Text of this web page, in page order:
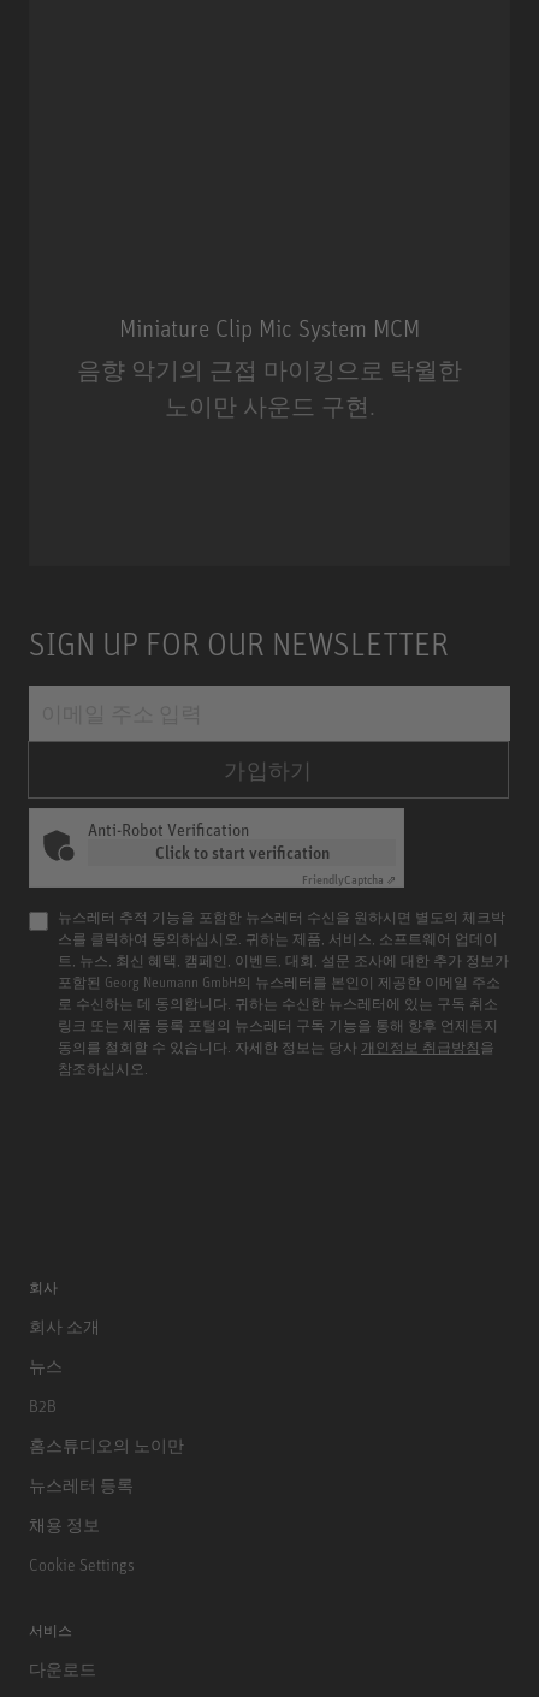
Miniature Clip Mic System MCM
음향 악기의 근접 마이킹으로 탁월한
노이만 사운드 구현.
SIGN UP FOR OUR NEWSLETTER
가입하기
Anti-Robot Verification
Click to start verification
FriendlyCaptcha ⇗
뉴스레터 추적 기능을 포함한 뉴스레터 수신을 원하시면 별도의 체크박
스를 클릭하여 동의하십시오. 귀하는 제품, 서비스, 소프트웨어 업데이
트, 뉴스, 최신 혜택, 캠페인, 이벤트, 대회, 설문 조사에 대한 추가 정보가
포함된 Georg Neumann GmbH의 뉴스레터를 본인이 제공한 이메일 주소
로 수신하는 데 동의합니다. 귀하는 수신한 뉴스레터에 있는 구독 취소
링크 또는 제품 등록 포털의 뉴스레터 구독 기능을 통해 향후 언제든지
동의를 철회할 수 있습니다. 자세한 정보는 당사 개인정보 취급방침 을
참조하십시오.
회사
회사 소개
뉴스
B2B
홈스튜디오의 노이만
뉴스레터 등록
채용 정보
Cookie Settings
서비스
다운로드